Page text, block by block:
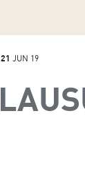
21 JUN 19